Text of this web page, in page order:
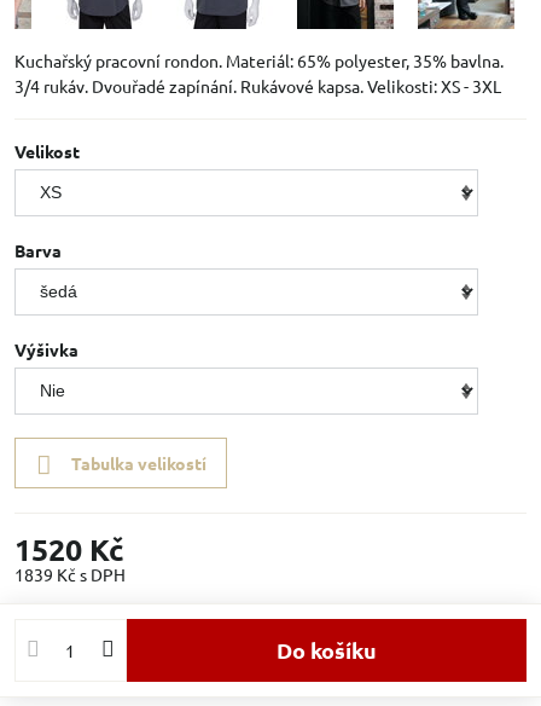
Kuchařský pracovní rondon. Materiál: 65% polyester, 35% bavlna.
3/4 rukáv. Dvouřadé zapínání. Rukávové kapsa. Velikosti: XS - 3XL
Velikost
Barva
Výšivka
Tabulka velikostí
1520 Kč
1839 Kč s DPH
Do košíku